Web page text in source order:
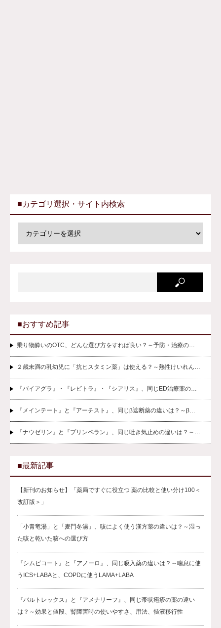
■カテゴリ選択・サイト内検索
■おすすめ記事
乗り物酔いのOTC、どんな選び方をすれば良い？～予防・治療の…
２歳未満の乳幼児に「抗ヒスタミン薬」は使える？～熱性けいれん…
『バイアグラ』・『レビトラ』・『シアリス』、同じED治療薬の…
『メインテート』と『アーチスト』、同じβ遮断薬の違いは？～β…
『ナウゼリン』と『プリンペラン』、同じ吐き気止めの違いは？～…
■最新記事
【新刊のお知らせ】「薬局ですぐに役立つ 薬の比較と使い分け100＜
改訂版＞」
「小青竜湯」と「麦門冬湯」、咳によく使う漢方薬の違いは？～湿っ
た咳と乾いた咳への選び方
『シムビコート』と『アノーロ』、同じ吸入薬の違いは？～喘息に使
うICS+LABAと、COPDに使うLAMA+LABA
『バルトレックス』と『アメナリーフ』、同じ帯状疱疹の薬の違い
は？～効果と値段、腎障害時の使いやすさ、用法、髄液移行性